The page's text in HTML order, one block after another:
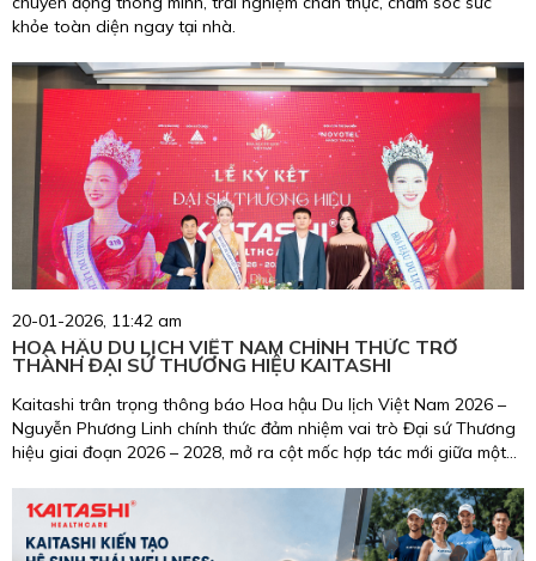
khỏe toàn diện ngay tại nhà.
20-01-2026, 11:42 am
HOA HẬU DU LỊCH VIỆT NAM CHÍNH THỨC TRỞ
THÀNH ĐẠI SỨ THƯƠNG HIỆU KAITASHI
Kaitashi trân trọng thông báo Hoa hậu Du lịch Việt Nam 2026 –
Nguyễn Phương Linh chính thức đảm nhiệm vai trò Đại sứ Thương
hiệu giai đoạn 2026 – 2028, mở ra cột mốc hợp tác mới giữa một
thương hiệu chăm sóc sức khỏe uy tín tại Việt Nam.